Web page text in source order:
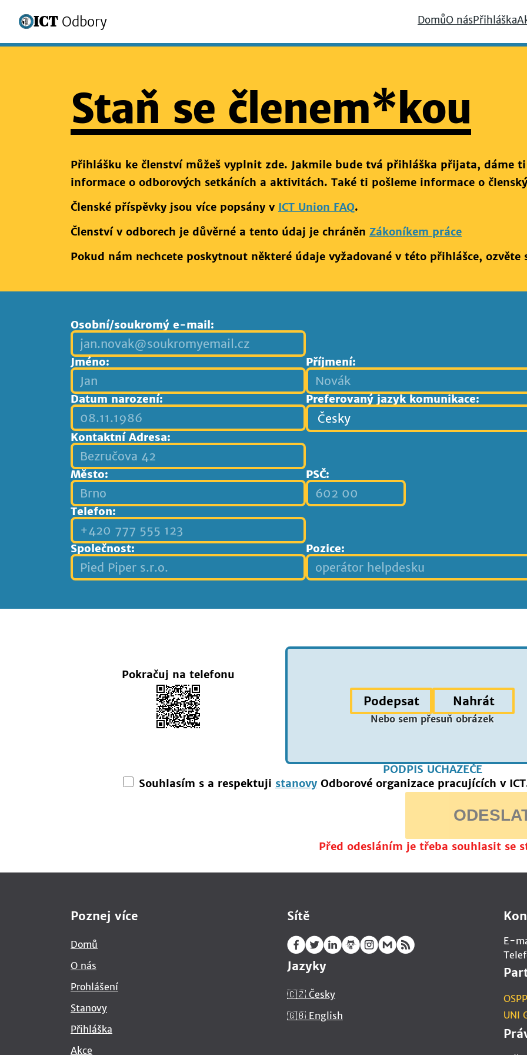
ICTOdbory DomůO násPřihláška
Staň se členem*kou
Přihlášku ke členství můžeš vyplnit zde. Jakmile bude tvá přihláška přijata, dáme
informace o odborových setkáních a aktivitách. Také ti pošleme informace o
Členské příspěvky jsou více popsány v ICT Union FAQ.
Členství v odborech je důvěrné a tento údaj je chráněn Zákoníkem práce
Pokud nám nechcete poskytnout některé údaje vyžadované v této přihlášce, ozvěte
Osobní/soukromý e-mail:
Jméno: Příjmení:
Datum narození: Preferovaný jazyk komunikace:
Kontaktní Adresa:
Město: PSČ:
Telefon:
Společnost: Pozice:
Pokračuj na telefonu
Podepsat Nahrát
Nebo sem přesuň obrázek
PODPIS UCHAZEČE
Souhlasím s a respektuji stanovy Odborové organizace pracujících v
Před odesláním je třeba souhlasit se
Poznej více
Domů
O nás
Prohlášení
Stanovy
Přihláška
Akce
Sítě
Jazyky
🇨🇿 Česky
🇬🇧 English
E-
UNI